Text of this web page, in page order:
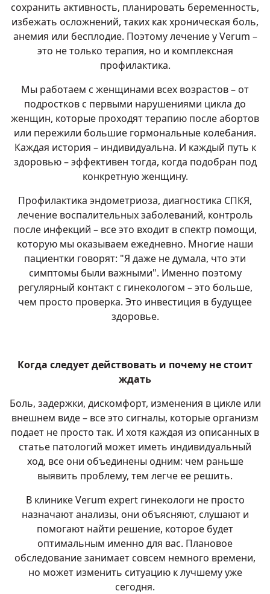
сохранить активность, планировать беременность,
избежать осложнений, таких как хроническая боль,
анемия или бесплодие. Поэтому лечение у Verum –
это не только терапия, но и комплексная
профилактика.
Мы работаем с женщинами всех возрастов – от
подростков с первыми нарушениями цикла до
женщин, которые проходят терапию после абортов
или пережили большие гормональные колебания.
Каждая история – индивидуальна. И каждый путь к
здоровью – эффективен тогда, когда подобран под
конкретную женщину.
Профилактика эндометриоза, диагностика СПКЯ,
лечение воспалительных заболеваний, контроль
после инфекций – все это входит в спектр помощи,
которую мы оказываем ежедневно. Многие наши
пациентки говорят: "Я даже не думала, что эти
симптомы были важными". Именно поэтому
регулярный контакт с гинекологом – это больше,
чем просто проверка. Это инвестиция в будущее
здоровье.
Когда следует действовать и почему не стоит
ждать
Боль, задержки, дискомфорт, изменения в цикле или
внешнем виде – все это сигналы, которые организм
подает не просто так. И хотя каждая из описанных в
статье патологий может иметь индивидуальный
ход, все они объединены одним: чем раньше
выявить проблему, тем легче ее решить.
В клинике Verum expert гинекологи не просто
назначают анализы, они объясняют, слушают и
помогают найти решение, которое будет
оптимальным именно для вас. Плановое
обследование занимает совсем немного времени,
но может изменить ситуацию к лучшему уже
сегодня.